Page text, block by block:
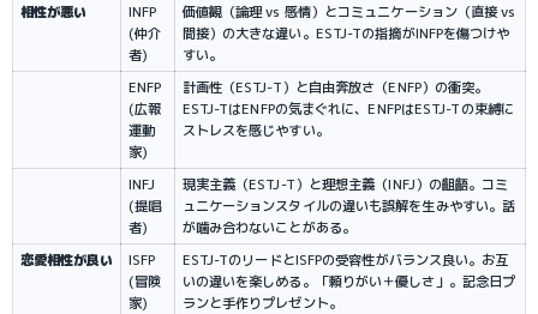
相性が悪い
INFP
(仲介
者)
価値観（論理 vs 感情）とコミュニケーション（直接 vs
間接）の大きな違い。ESTJ-Tの指摘がINFPを傷つけや
すい。
ENFP
(広報
運動
家)
計画性（ESTJ-T）と自由奔放さ（ENFP）の衝突。
ESTJ-TはENFPの気まぐれに、ENFPはESTJ-Tの束縛に
ストレスを感じやすい。
INFJ
(提唱
者)
現実主義（ESTJ-T）と理想主義（INFJ）の齟齬。コミ
ュニケーションスタイルの違いも誤解を生みやすい。話
が噛み合わないことがある。
恋愛相性が良い
ISFP
(冒険
家)
ESTJ-TのリードとISFPの受容性がバランス良い。お互
いの違いを楽しめる。「頼りがい＋優しさ」。記念日プ
ランと手作りプレゼント。